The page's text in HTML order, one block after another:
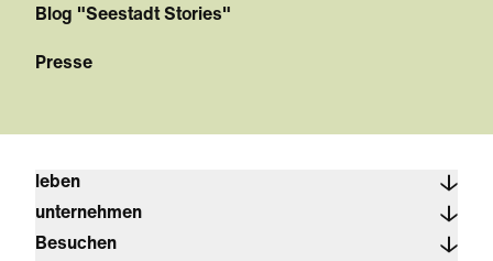
Blog "Seestadt Stories"
Presse
leben
unternehmen
Besuchen